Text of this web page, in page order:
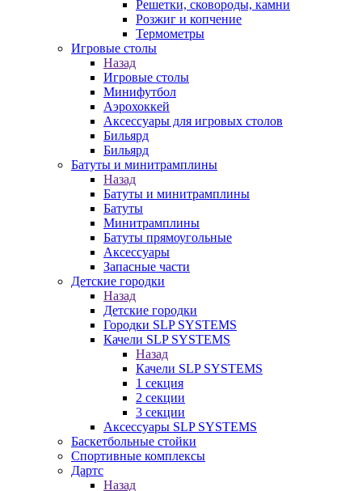
Решетки, сковороды, камни
Розжиг и копчение
Термометры
Игровые столы
Назад
Игровые столы
Минифутбол
Аэрохоккей
Аксессуары для игровых столов
Бильяpд
Бильяpд
Батуты и минитрамплины
Назад
Батуты и минитрамплины
Батуты
Минитрамплины
Батуты прямоугольные
Аксессуары
Запасные части
Детские городки
Назад
Детские городки
Городки SLP SYSTEMS
Качели SLP SYSTEMS
Назад
Качели SLP SYSTEMS
1 секция
2 секции
3 секции
Аксессуары SLP SYSTEMS
Баскетбольные стойки
Спортивные комплексы
Дартс
Назад